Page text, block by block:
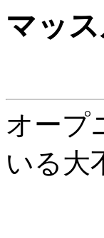
マッ
オープ
いる大